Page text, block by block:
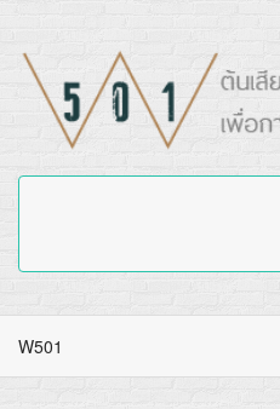
W501